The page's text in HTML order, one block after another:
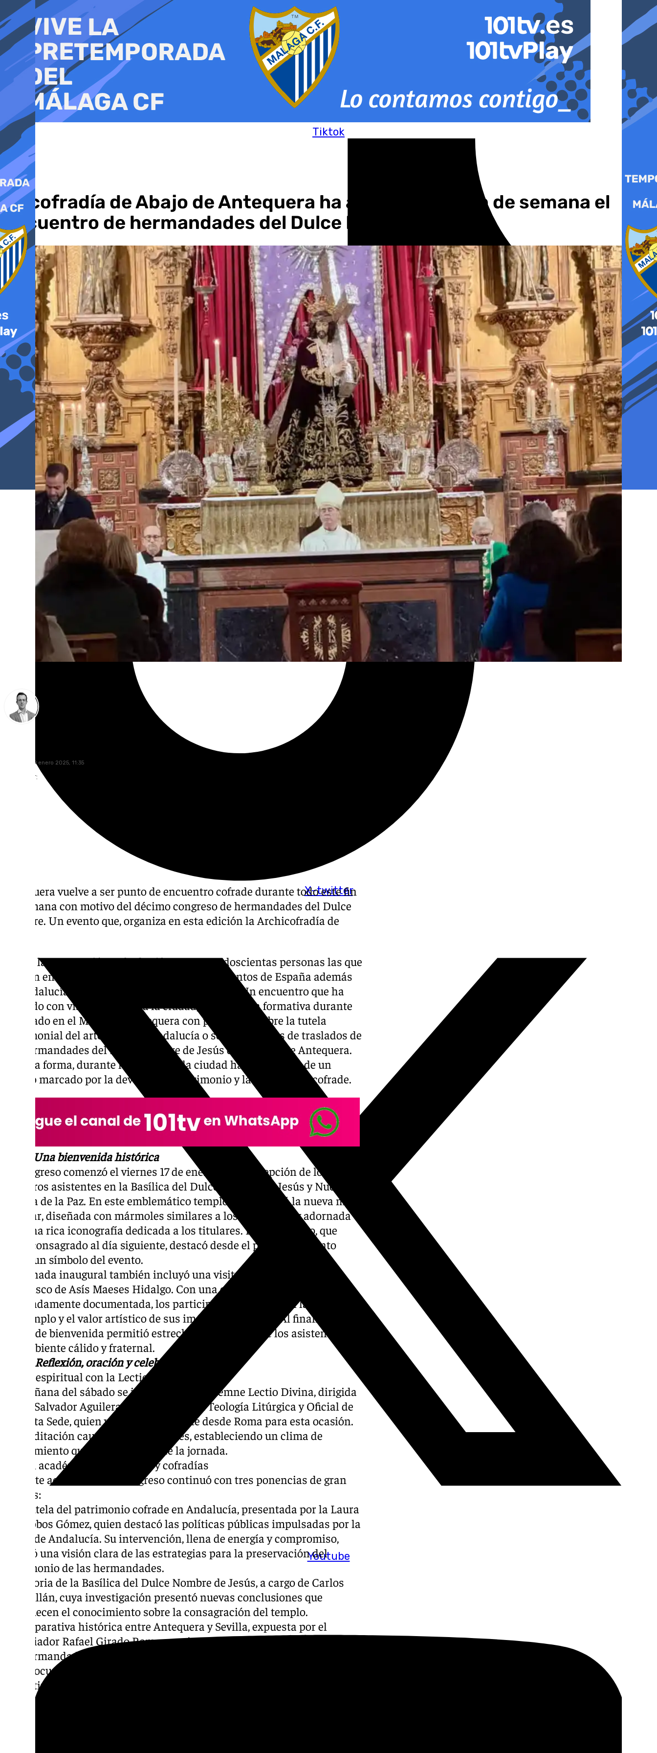
al
contenido
Tiktok
X-twitter
Youtube
La cofradía de Abajo de Antequera ha acogido este fin de semana el
encuentro de hermandades del Dulce Nombre
domingo, 19 enero 2025, 11:35
Compartir:
Antequera vuelve a ser punto de encuentro cofrade durante todo este fin
de semana con motivo del décimo congreso de hermandades del Dulce
Nombre. Un evento que, organiza en esta edición la Archicofradía de
Desde la corporación cofrade cifran en unas doscientas personas las que
acuden en general llegados desde diferentes puntos de España además
de Andalucía como Albacete, Murcia o Alicante. Un encuentro que ha
contado con visitas guiadas a la ciudad, una jornada formativa durante
el sábado en el Museo de Antequera con ponencias sobre la tutela
patrimonial del arte sacro en Andalucía o sobre los casos de traslados de
las hermandades del Dulce Nombre de Jesús de Sevilla y de Antequera.
De esta forma, durante los tres días, la ciudad ha sido testigo de un
evento marcado por la devoción, el patrimonio y la fraternidad cofrade.
Día 1: Una bienvenida histórica
El congreso comenzó el viernes 17 de enero con la recepción de los
primeros asistentes en la Basílica del Dulce Nombre de Jesús y Nuestra
Señora de la Paz. En este emblemático templo, se presentó la nueva mesa
de altar, diseñada con mármoles similares a los del recinto y adornada
con una rica iconografía dedicada a los titulares. Este elemento, que
sería consagrado al día siguiente, destacó desde el primer momento
como un símbolo del evento.
La jornada inaugural también incluyó una visita guiada a cargo de
Francisco de Asís Maeses Hidalgo. Con una exposición meticulosa y
profundamente documentada, los participantes conocieron la historia
del templo y el valor artístico de sus imágenes titulares. Al finalizar, un
ágape de bienvenida permitió estrechar los lazos entre los asistentes en
un ambiente cálido y fraternal.
Día 2: Reflexión, oración y celebración
Inicio espiritual con la Lectio Divina
La mañana del sábado se inició con una solemne Lectio Divina, dirigida
por el Salvador Aguilera López, Doctor en Teología Litúrgica y Oficial de
la Santa Sede, quien viajó expresamente desde Roma para esta ocasión.
Su meditación cautivó a los presentes, estableciendo un clima de
recogimiento que marcó el tono de la jornada.
Sesión académica: Patrimonio y cofradías
La parte académica del congreso continuó con tres ponencias de gran
interés:
1.La tutela del patrimonio cofrade en Andalucía, presentada por la Laura
Villalobos Gómez, quien destacó las políticas públicas impulsadas por la
Junta de Andalucía. Su intervención, llena de energía y compromiso,
ofreció una visión clara de las estrategias para la preservación del
patrimonio de las hermandades.
2.Historia de la Basílica del Dulce Nombre de Jesús, a cargo de Carlos
Sanmillán, cuya investigación presentó nuevas conclusiones que
enriquecen el conocimiento sobre la consagración del templo.
3.Comparativa histórica entre Antequera y Sevilla, expuesta por el
historiador Rafael Girado Romero, quien abordó las particularidades de
las hermandades en ambas ciudades, ofreciendo un análisis riguroso y
muy documentado.
Por último, Francisco Domínguez, representante de la Hermandad del
Dulce Nombre de Jerez, reflexionó sobre los aspectos jurídicos de las